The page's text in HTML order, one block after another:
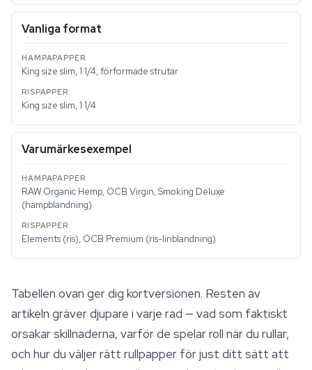
Vanliga format
King size slim, 1 1/4, förformade strutar
King size slim, 1 1/4
Varumärkesexempel
RAW Organic Hemp, OCB Virgin, Smoking Deluxe
(hampblandning)
Elements (ris), OCB Premium (ris-linblandning)
Tabellen ovan ger dig kortversionen. Resten av
artikeln gräver djupare i varje rad — vad som faktiskt
orsakar skillnaderna, varför de spelar roll när du rullar,
och hur du väljer rätt rullpapper för just ditt sätt att